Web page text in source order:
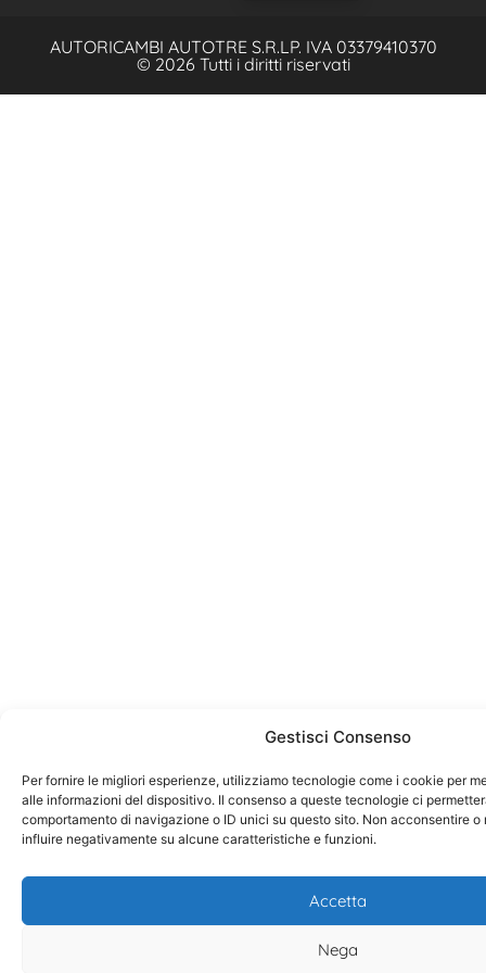
Gestisci Consenso
Per fornire le migliori esperienze, utilizziamo tecnologie come i cookie per
alle informazioni del dispositivo. Il consenso a queste tecnologie ci
comportamento di navigazione o ID unici su questo sito. Non acconsentire o
influire negativamente su alcune caratteristiche e funzioni.
Accetta
Nega
AUTORICAMBI AUTOTRE S.R.LP. IVA 03379410370
© 2026 Tutti i diritti riservati